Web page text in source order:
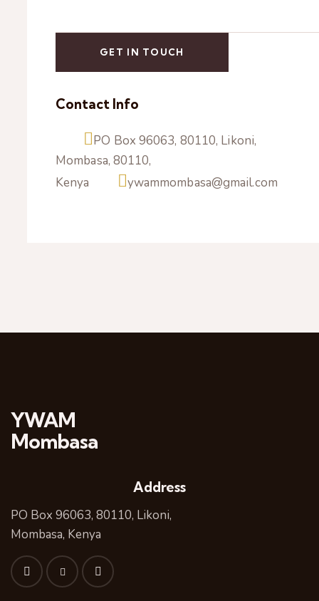
Contact Info
PO Box 96063, 80110, Likoni,
Mombasa, 80110,
Kenya
ywammombasa@gmail.com
YWAM
Mombasa
Address
PO Box 96063, 80110, Likoni,
Mombasa, Kenya